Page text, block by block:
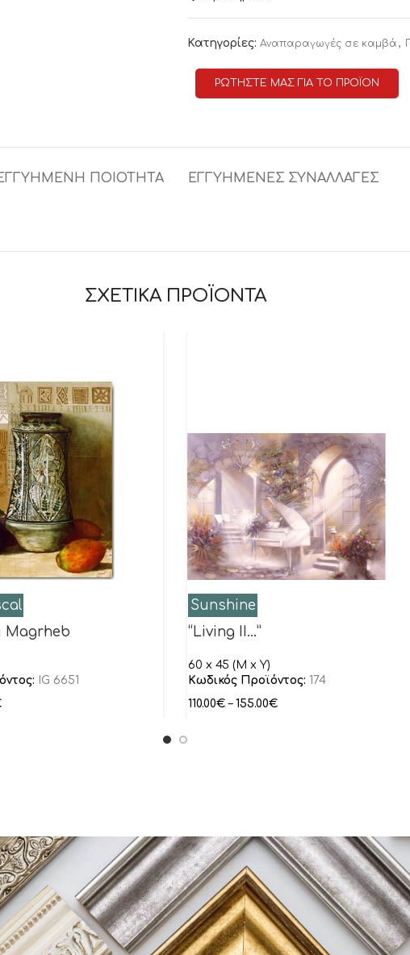
Κατηγορίες: Αναπαραγωγές σε καμβά ,
ΡΩΤΗΣΤΕ ΜΑΣ ΓΙΑ ΤΟ ΠΡΟΪΟΝ
ΠΟΙΟΤΗΤΑ ΕΓΓΥΗΜΕΝΕΣ ΣΥΝΑΛΛΑΓΕΣ
ΣΧΕΤΙΚΑ ΠΡΟΪΟΝΤΑ
Magrheb
IG 6651
Sunshine
“Living II…”
60 x 45 (M x Y)
Κωδικός Προϊόντος: 174
110.00€ – 155.00€